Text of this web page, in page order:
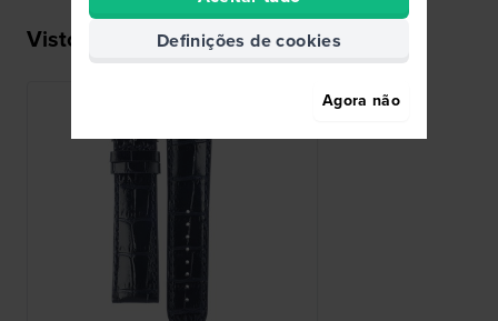
Visto recentementeDefinições de cookies
Agora não